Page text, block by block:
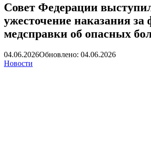
Совет Федерации
ужесточение наказания
медсправки об опасных
04.06.2026Обновлено: 04.06.2026
Новости